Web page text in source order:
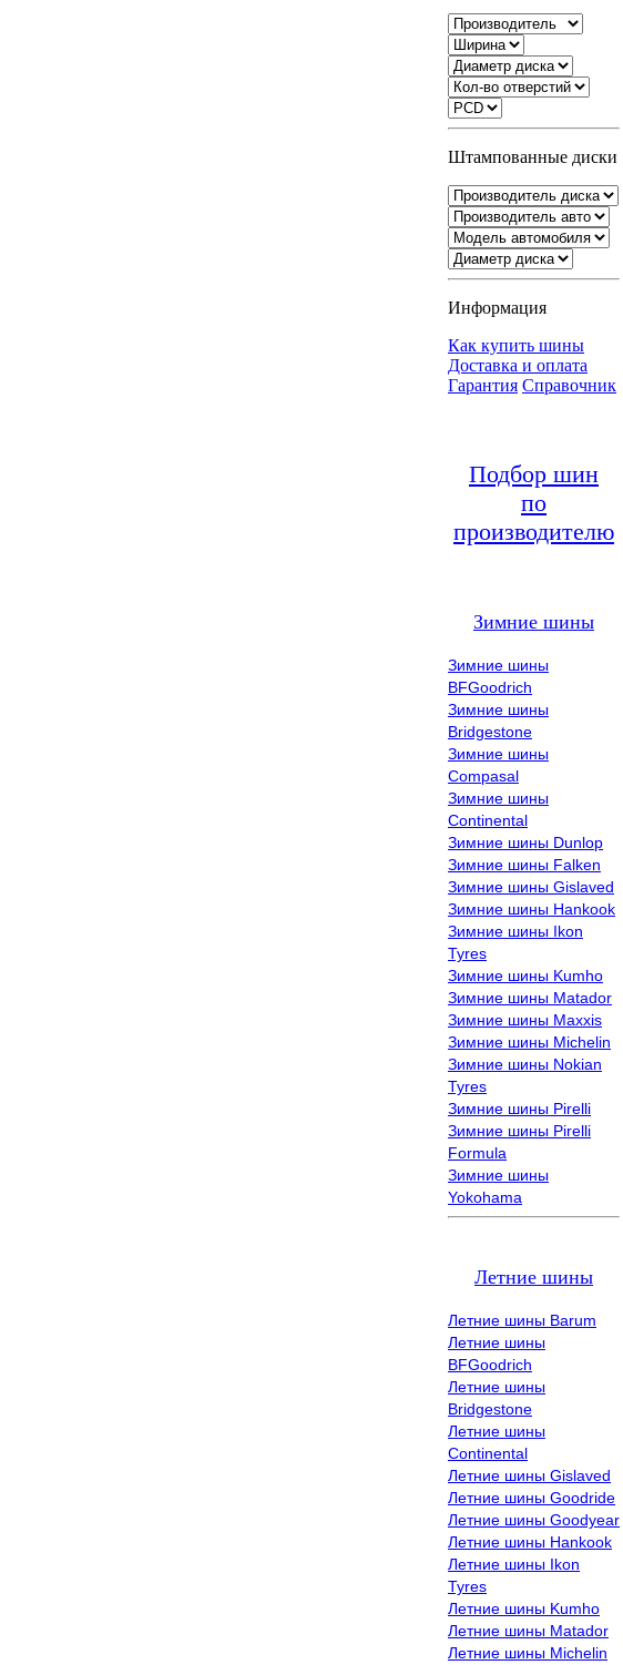
Штампованные диски
Информация
Как купить шины
Доставка и оплата
Гарантия Справочник
Подбор шин
по
производителю
Зимние шины
Зимние шины
BFGoodrich
Зимние шины
Bridgestone
Зимние шины
Compasal
Зимние шины
Continental
Зимние шины Dunlop
Зимние шины Falken
Зимние шины Gislaved
Зимние шины Hankook
Зимние шины Ikon
Tyres
Зимние шины Kumho
Зимние шины Matador
Зимние шины Maxxis
Зимние шины Michelin
Зимние шины Nokian
Tyres
Зимние шины Pirelli
Зимние шины Pirelli
Formula
Зимние шины
Yokohama
Летние шины
Летние шины Barum
Летние шины
BFGoodrich
Летние шины
Bridgestone
Летние шины
Continental
Летние шины Gislaved
Летние шины Goodride
Летние шины Goodyear
Летние шины Hankook
Летние шины Ikon
Tyres
Летние шины Kumho
Летние шины Matador
Летние шины Michelin